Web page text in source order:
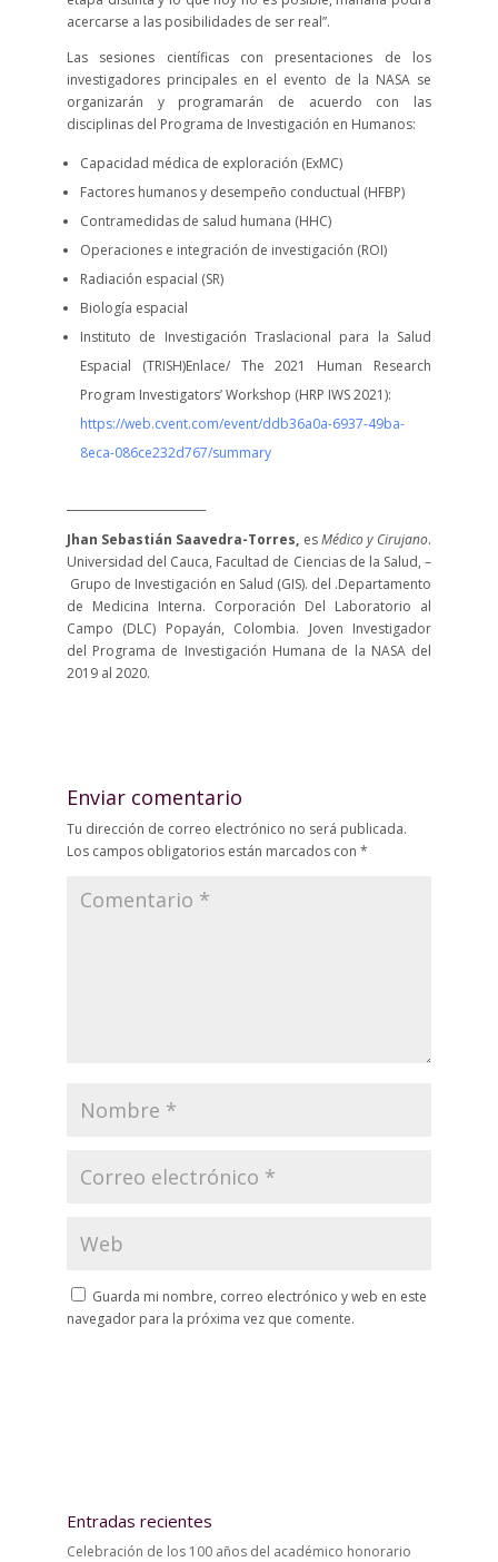
acercarse a las posibilidades de ser real”.
Las sesiones científicas con presentaciones de los
investigadores principales en el evento de la NASA se
organizarán y programarán de acuerdo con las
disciplinas del Programa de Investigación en Humanos:
Capacidad médica de exploración (ExMC)
Factores humanos y desempeño conductual (HFBP)
Contramedidas de salud humana (HHC)
Operaciones e integración de investigación (ROI)
Radiación espacial (SR)
Biología espacial
Instituto de Investigación Traslacional para la Salud
Espacial (TRISH)Enlace/ The 2021 Human Research
Program Investigators’ Workshop (HRP IWS 2021):
https://web.cvent.com/event/ddb36a0a-6937-49ba-
8eca-086ce232d767/summary
Jhan Sebastián Saavedra-Torres, esMédico y Cirujano.
Universidad del Cauca, Facultad de Ciencias de la Salud, –
Grupo de Investigación en Salud (GIS). del .Departamento
de Medicina Interna. Corporación Del Laboratorio al
Campo (DLC) Popayán, Colombia. Joven Investigador
del Programa de Investigación Humana de la NASA del
2019 al 2020.
Enviar comentario
Tu dirección de correo electrónico no será publicada.
Los campos obligatorios están marcados con *
Guarda mi nombre, correo electrónico y web en este
navegador para la próxima vez que comente.
Entradas recientes
Celebración de los 100 años del académico honorario